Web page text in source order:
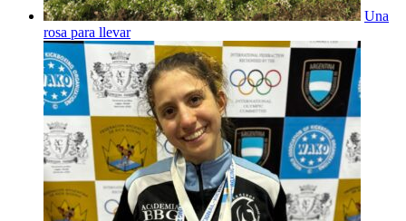
Una
rosa para llevar